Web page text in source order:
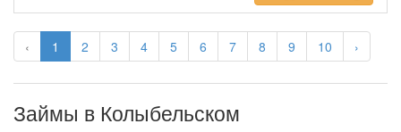
‹ 1 2 3 4 5 6 7 8 9 10 ›
Займы в Колыбельском